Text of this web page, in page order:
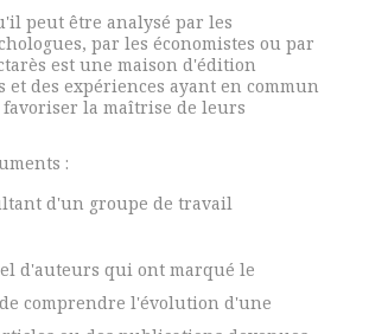
peut être analysé par les
par les économistes ou par
est une maison d'édition
des expériences ayant en commun
la maîtrise de leurs
:
d'un groupe de travail
d'auteurs qui ont marqué le
comprendre l'évolution d'une